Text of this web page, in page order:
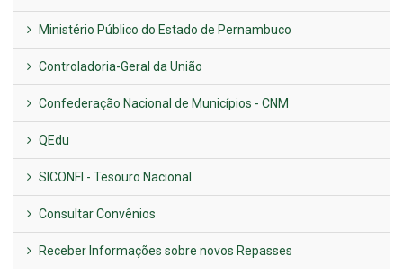
Ministério Público do Estado de Pernambuco
Controladoria-Geral da União
Confederação Nacional de Municípios - CNM
QEdu
SICONFI - Tesouro Nacional
Consultar Convênios
Receber Informações sobre novos Repasses